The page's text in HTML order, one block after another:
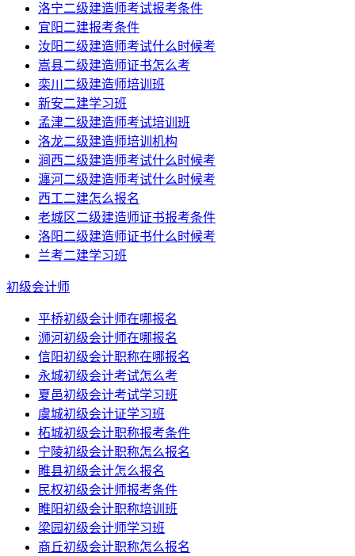
洛宁二级建造师考试报考条件
宜阳二建报考条件
汝阳二级建造师考试什么时候考
嵩县二级建造师证书怎么考
栾川二级建造师培训班
新安二建学习班
孟津二级建造师考试培训班
洛龙二级建造师培训机构
涧西二级建造师考试什么时候考
瀍河二级建造师考试什么时候考
西工二建怎么报名
老城区二级建造师证书报考条件
洛阳二级建造师证书什么时候考
兰考二建学习班
初级会计师
平桥初级会计师在哪报名
浉河初级会计师在哪报名
信阳初级会计职称在哪报名
永城初级会计考试怎么考
夏邑初级会计考试学习班
虞城初级会计证学习班
柘城初级会计职称报考条件
宁陵初级会计职称怎么报名
睢县初级会计怎么报名
民权初级会计师报考条件
睢阳初级会计职称培训班
梁园初级会计师学习班
商丘初级会计职称怎么报名